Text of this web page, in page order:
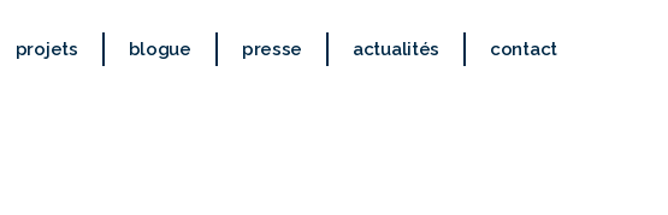
projets blogue presse actualités contact